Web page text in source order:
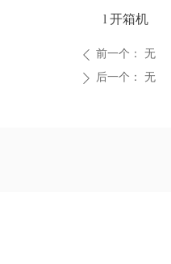
l 开箱机
ꄴ 前一个： 无
ꄲ 后一个： 无